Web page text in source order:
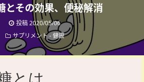
とその効果、便秘解消
投稿 2020/05/06
サプリメント-健康